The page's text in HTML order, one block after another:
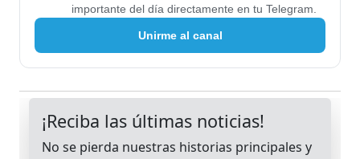
importante del día directamente en tu Telegram.
Unirme al canal